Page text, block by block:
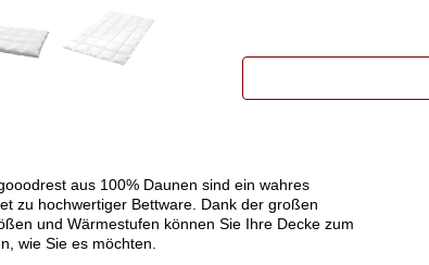
aus 100% Daunen sind ein wahres
zu hochwertiger Bettware. Dank der großen
und Wärmestufen können Sie Ihre Decke zum
wie Sie es möchten.